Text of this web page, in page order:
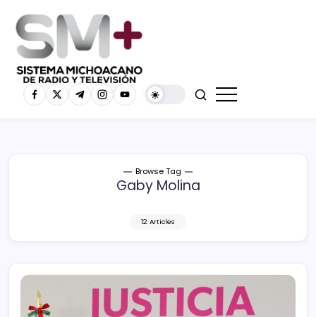
Browse Tag
Gaby Molina
12 Articles